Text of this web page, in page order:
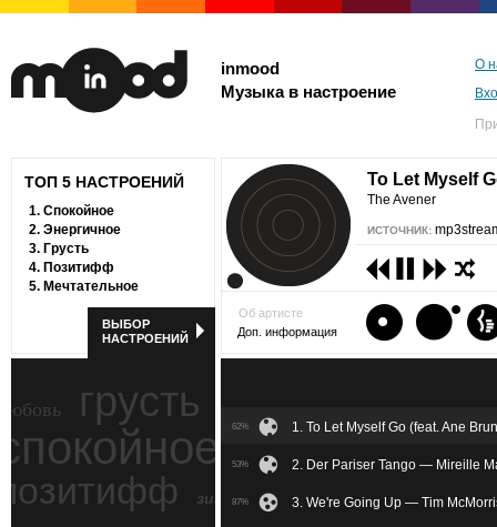
inmood
Музыка в настроение
О
ТОП 5 НАСТРОЕНИЙ
1. Спокойное
2. Энергичное
3. Грусть
4. Позитифф
5. Мечтательное
ВЫБОР
НАСТРОЕНИЙ
грусть
ностальгия
зимний экстрим
To Let Myself
The Avener
ИСТОЧНИК:
Об артисте
Доп. информация
62% 1. To Let Myself Go (feat. Ane
53% 2. Der Pariser Tango — Mireille
87% 3. We're Going Up — Tim